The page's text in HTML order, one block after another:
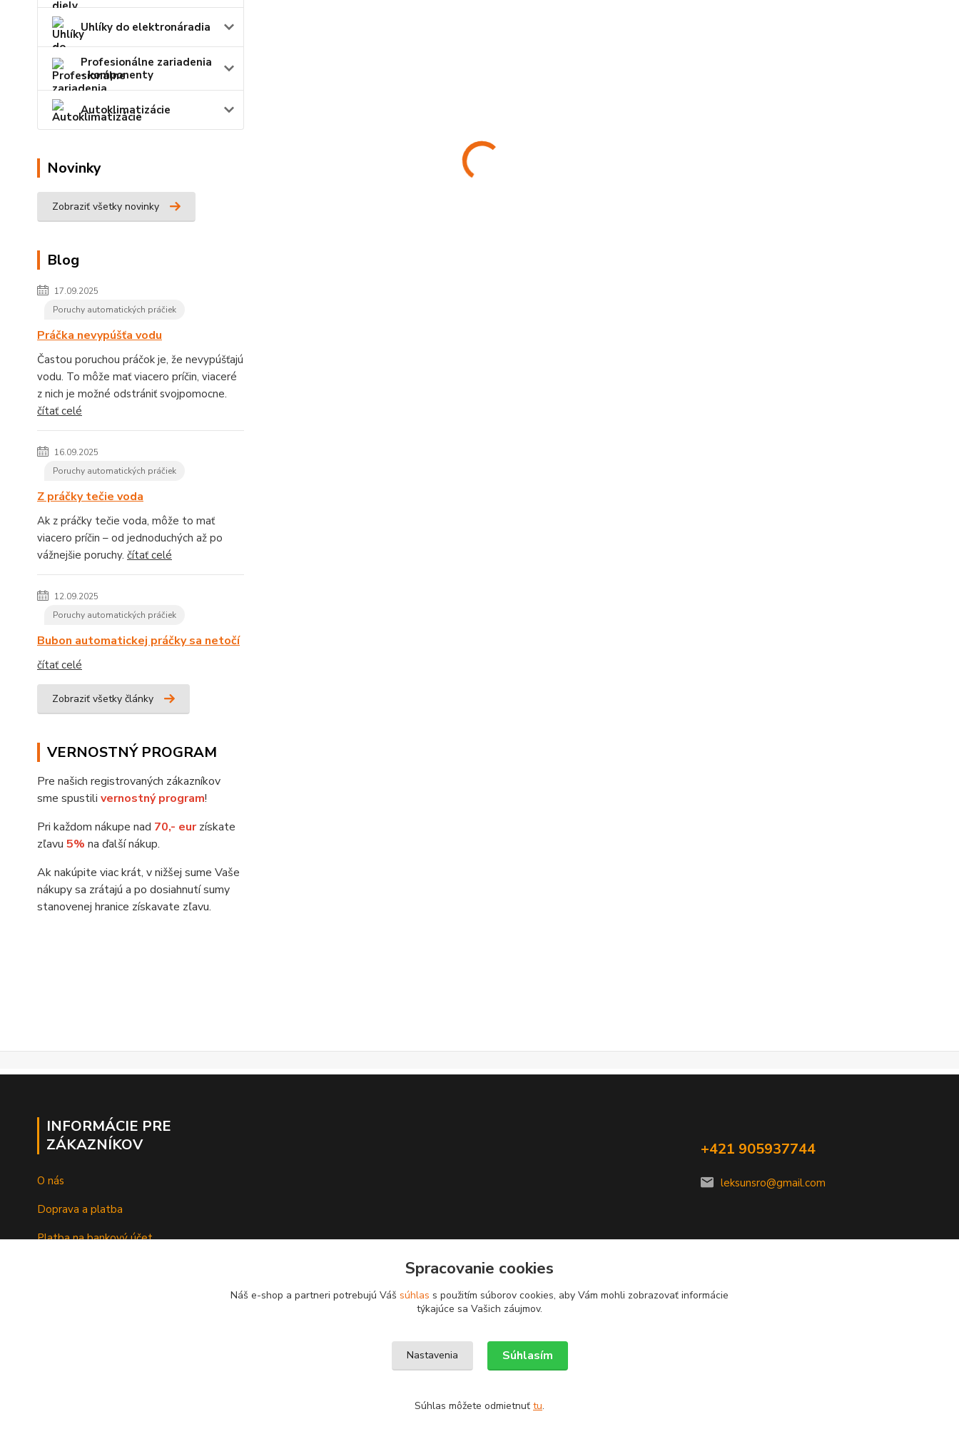
Uhlíky do elektronáradia
Profesionálne zariadenia
- komponenty
Autoklimatizácie
Novinky
Zobraziť všetky novinky
Blog
17.09.2025
Poruchy automatických práčiek
Práčka nevypúšťa vodu
Častou poruchou práčok je, že nevypúšťajú
vodu. To môže mať viacero príčin, viaceré
z nich je možné odstrániť svojpomocne.
čítať celé
16.09.2025
Poruchy automatických práčiek
Z práčky tečie voda
Ak z práčky tečie voda, môže to mať
viacero príčin – od jednoduchých až po
vážnejšie poruchy. čítať celé
12.09.2025
Poruchy automatických práčiek
Bubon automatickej práčky sa netočí
čítať celé
Zobraziť všetky články
VERNOSTNÝ PROGRAM
Pre našich registrovaných zákazníkov
sme spustili vernostný program!
Pri každom nákupe nad 70,- eurzískate
zľavu 5% na ďalší nákup.
Ak nakúpite viac krát, v nižšej sume Vaše
nákupy sa zrátajú a po dosiahnutí sumy
stanovenej hranice získavate zľavu.
INFORMÁCIE PRE
ZÁKAZNÍKOV
O nás
Doprava a platba
Platba na bankový účet
+421 905937744
leksunsro@gmail.com
Upravit sběr cookies.
Spracovanie cookies
Náš e-shop a partneri potrebujú Váš súhlas s použitím súborov cookies, aby Vám mohli zobrazovať informácie
týkajúce sa Vašich záujmov.
Nastavenia Súhlasím
Súhlas môžete odmietnuť tu.